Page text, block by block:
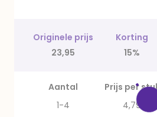
Originele prijs Korting
23,95
15%
Aantal Prijs per
1-4
4,79